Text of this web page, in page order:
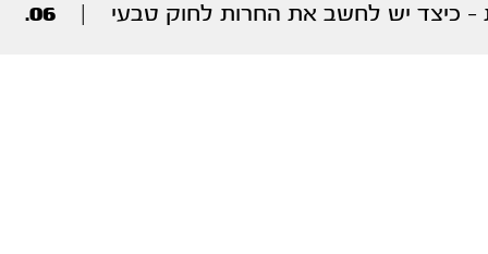
– כיצד יש לחשב את החרות לחוק טבעי 06.